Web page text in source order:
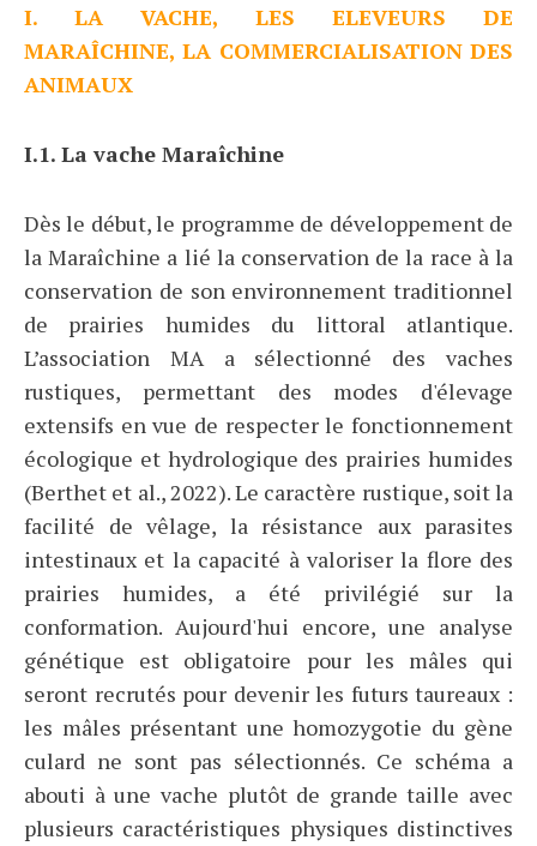
I. LA VACHE, LES ELEVEURS DE
MARAÎCHINE, LA COMMERCIALISATION DES
ANIMAUX
I.1. La vache Maraîchine
Dès le début, le programme de développement de
la Maraîchine a lié la conservation de la race à la
conservation de son environnement traditionnel
de prairies humides du littoral atlantique.
L’association MA a sélectionné des vaches
rustiques, permettant des modes d'élevage
extensifs en vue de respecter le fonctionnement
écologique et hydrologique des prairies humides
(Berthet et al., 2022). Le caractère rustique, soit la
facilité de vêlage, la résistance aux parasites
intestinaux et la capacité à valoriser la flore des
prairies humides, a été privilégié sur la
conformation. Aujourd'hui encore, une analyse
génétique est obligatoire pour les mâles qui
seront recrutés pour devenir les futurs taureaux :
les mâles présentant une homozygotie du gène
culard ne sont pas sélectionnés. Ce schéma a
abouti à une vache plutôt de grande taille avec
plusieurs caractéristiques physiques distinctives